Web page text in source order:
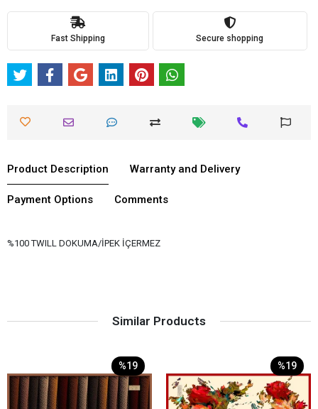
Fast Shipping Secure shopping
Product Description Warranty and Delivery
Payment Options Comments
%100 TWILL DOKUMA/İPEK İÇERMEZ
Similar Products
%19 %19